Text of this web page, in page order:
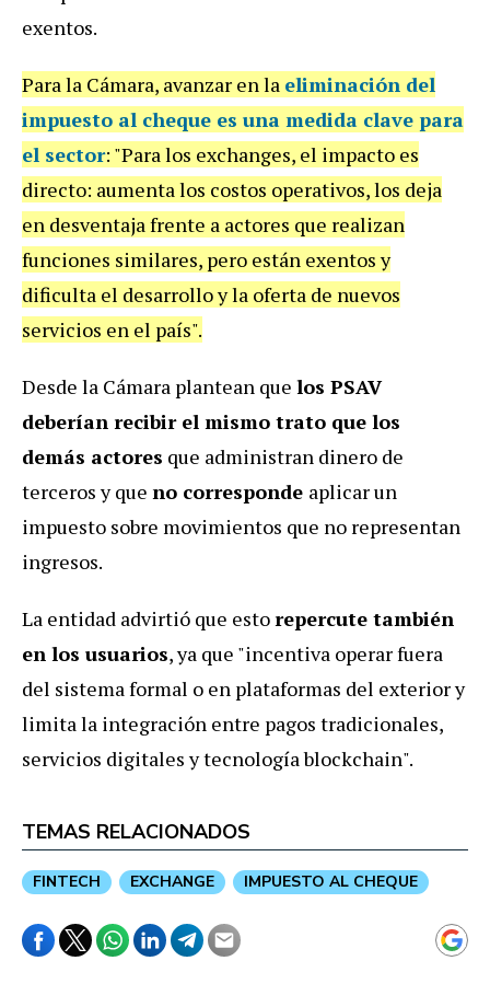
exentos.
Para la Cámara, avanzar en la eliminación del
impuesto al cheque es una medida clave para
el sector: "Para los exchanges, el impacto es
directo: aumenta los costos operativos, los deja
en desventaja frente a actores que realizan
funciones similares, pero están exentos y
dificulta el desarrollo y la oferta de nuevos
servicios en el país".
Desde la Cámara plantean que los PSAV
deberían recibir el mismo trato que los
demás actores que administran dinero de
terceros y que no corresponde aplicar un
impuesto sobre movimientos que no representan
ingresos.
La entidad advirtió que estorepercute también
en los usuarios, ya que "incentiva operar fuera
del sistema formal o en plataformas del exterior y
limita la integración entre pagos tradicionales,
servicios digitales y tecnología blockchain".
TEMAS RELACIONADOS
FINTECH EXCHANGE IMPUESTO AL CHEQUE